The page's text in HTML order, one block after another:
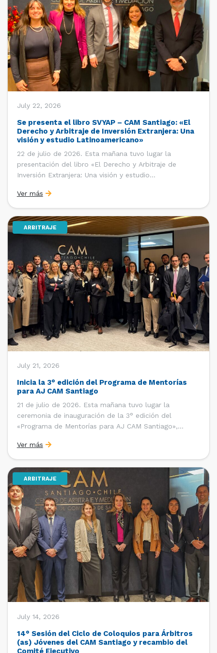
July 22, 2026
Se presenta el libro SVYAP – CAM Santiago: «El
Derecho y Arbitraje de Inversión Extranjera: Una
visión y estudio Latinoamericano»
22 de julio de 2026. Esta mañana tuvo lugar la
presentación del libro «El Derecho y Arbitraje de
Inversión Extranjera: Una visión y estudio
«Santiago Very Young Arbitration Practitioners»
(SVYAP), iniciativa que reúne a jóvenes profesionales
interesados en el arbitraje doméstico e internacional,
[…]
Ver más
ARBITRAJE
July 21, 2026
Inicia la 3° edición del Programa de Mentorías
para AJ CAM Santiago
21 de julio de 2026. Esta mañana tuvo lugar la
ceremonia de inauguración de la 3° edición del
«Programa de Mentorías para AJ CAM Santiago»,
Internacionales con el apoyo de la Dirección Ejecutiva
y la Subdirección Ejecutiva y de Asuntos
Internacionales, tras […]
Ver más
ARBITRAJE
July 14, 2026
14° Sesión del Ciclo de Coloquios para Árbitros
(as) Jóvenes del CAM Santiago y recambio del
Comité Ejecutivo